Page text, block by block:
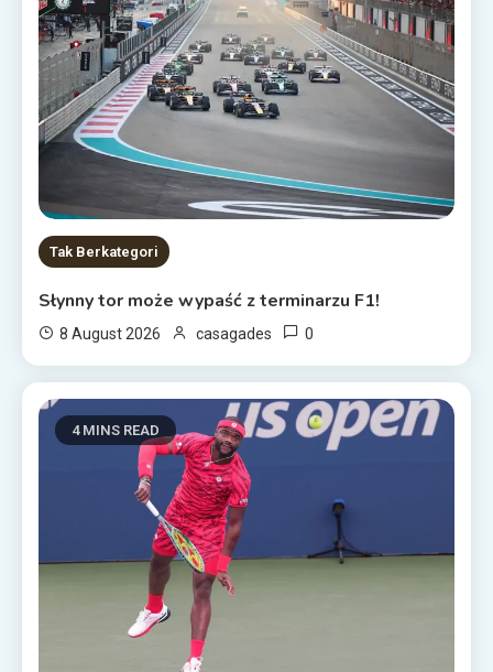
Tak Berkategori
Słynny tor może wypaść z terminarzu F1!
8 August 2026 casagades 0
4 MINS READ